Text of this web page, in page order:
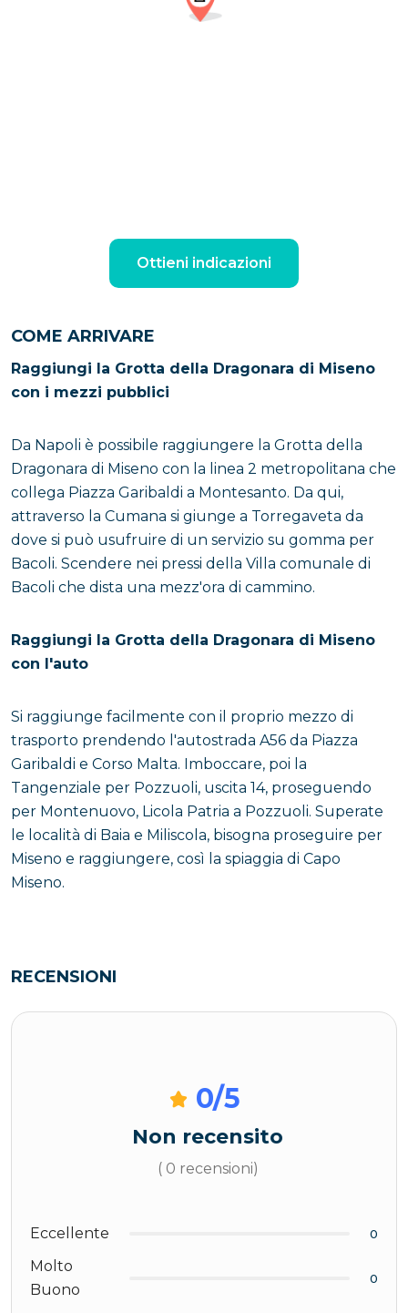
Ottieni indicazioni
COME ARRIVARE
Raggiungi la Grotta della Dragonara di Miseno
con i mezzi pubblici
Da Napoli è possibile raggiungere la Grotta della
Dragonara di Miseno con la linea 2 metropolitana che
collega Piazza Garibaldi a Montesanto. Da qui,
attraverso la Cumana si giunge a Torregaveta da
dove si può usufruire di un servizio su gomma per
Bacoli. Scendere nei pressi della Villa comunale di
Bacoli che dista una mezz'ora di cammino.
Raggiungi la Grotta della Dragonara di Miseno
con l'auto
Si raggiunge facilmente con il proprio mezzo di
trasporto prendendo l'autostrada A56 da Piazza
Garibaldi e Corso Malta. Imboccare, poi la
Tangenziale per Pozzuoli, uscita 14, proseguendo
per Montenuovo, Licola Patria a Pozzuoli. Superate
le località di Baia e Miliscola, bisogna proseguire per
Miseno e raggiungere, così la spiaggia di Capo
Miseno.
RECENSIONI
0/5
Non recensito
( 0 recensioni)
Eccellente 0
Molto
Buono
0